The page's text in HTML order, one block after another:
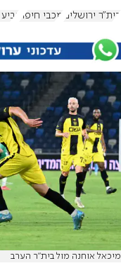
בית"ר ירושלים מכבי חיפה
מיכאל אוחנה מול בית"ר הערב